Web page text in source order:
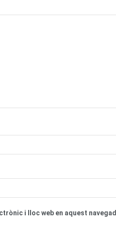
i lloc web en aquest